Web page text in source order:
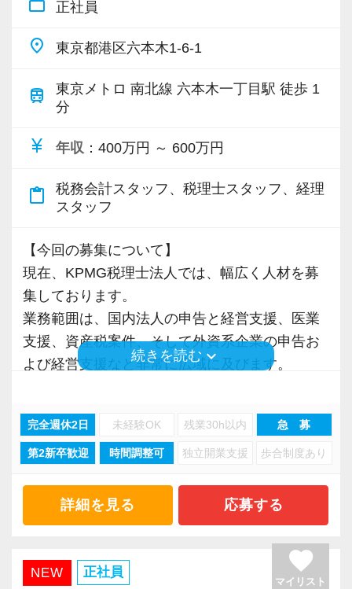
・専門家が在籍しワンストップ支援
＜学びを後押し＞
・書籍購入費／研修費は全額会社負担
・隔月で税法・実務の学習会あり
・事業拡大に伴う増員募集
・組織力強化に向けた採用
＜先輩スタッフの声＞
Q. 当事務所を選んだ理由は？
A. 幅広い業務を経験できる点に魅力を感じ、入
所を決めました。
A. さまざまな業務を任せてもらえるので、以前
より成長スピードが上がったと感じています。
Q. 職場の雰囲気は？
A. 上司や先輩に相談しやすく、風通しの良い職
＜求める人材＞
work_outline 正社員
place 東京都港区六本木1-6-1
train
東京メトロ 南北線 六本木一丁目駅 徒歩 1
分
currency_yen 年収 ：400万円 ～ 600万円
content_paste
税務会計スタッフ、税理士スタッフ、経理
スタッフ
【今回の募集について】
現在、KPMG税理士法人では、幅広く人材を募
集しております。
業務範囲は、国内法人の申告と経営支援、医業
支援、資産税案件、そして外資系企業の申告お
よび経営支援など非常に広域に及びます。
場企業まで多種多様です。
資格取得に本気で取り組み、将来税理士として
活躍したい方。
を歓迎。
これまで培ってきた担当者としての経験や知識
を活かしながら、さらに多様な業務にチャレン
ジし、成長を志向していただけます。
続きを読む keyboard_arrow_down
完全週休2日 未経験OK 残業30h以内 急 募
第2新卒歓迎 時間調整可 独立開業支援 歩合制度あり
詳細を見る 応募する
NEW 正社員 favorite
マイリスト